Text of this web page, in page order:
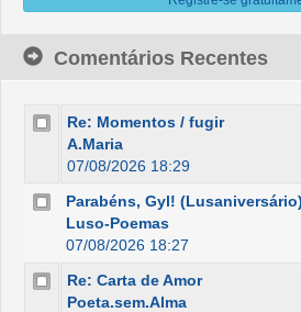
Comentários Recentes
Re: Momentos / fugir
A.Maria
07/08/2026 18:29
Parabéns, Gyl! (Lusaniversário)
Luso-Poemas
07/08/2026 18:27
Re: Carta de Amor
Poeta.sem.Alma